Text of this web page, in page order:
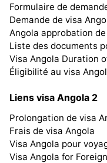
Formulaire de
Demande de visa
Angola approbation
Liste des documents
Visa Angola Duration
Éligibilité au visa
Liens visa Angola 2
Prolongation de visa
Frais de visa Angola
Visa Angola pour
Visa Angola for